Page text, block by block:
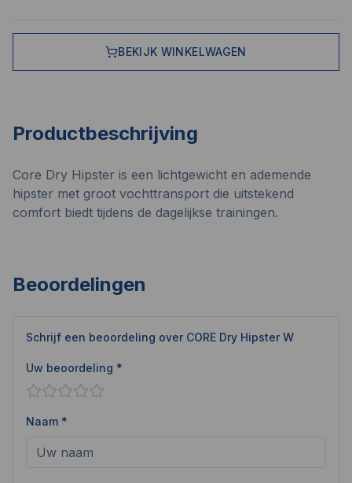
BEKIJK WINKELWAGEN
Productbeschrijving
Core Dry Hipster is een lichtgewicht en ademende
hipster met groot vochttransport die uitstekend
comfort biedt tijdens de dagelijkse trainingen.
Beoordelingen
Schrijf een beoordeling over CORE Dry Hipster W
Uw beoordeling *
Naam *